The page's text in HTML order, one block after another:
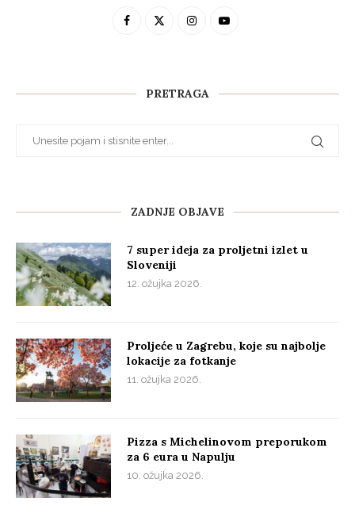
PRETRAGA
ZADNJE OBJAVE
7 super ideja za proljetni izlet u
Sloveniji
12. ožujka 2026.
Proljeće u Zagrebu, koje su najbolje
lokacije za fotkanje
11. ožujka 2026.
Pizza s Michelinovom preporukom
za 6 eura u Napulju
10. ožujka 2026.